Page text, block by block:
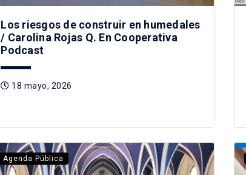
Los riesgos de construir en humedales
/ Carolina Rojas Q. En Cooperativa
Podcast
18 mayo, 2026
Agenda Pública